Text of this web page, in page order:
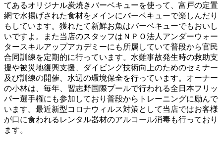
てあるオリジナル炭焼きバーベキューを使って、富戸の定置
網で水揚げされた食材をメインにバーベキューで楽しんだり
もしています。獲れたて新鮮お魚はバーベキューでもおいし
いですよ。また当店のスタッフはＮＰＯ法人アンダーウォー
タースキルアップアカデミーにも所属していて普段から官民
合同訓練を定期的に行っています。水難事故発生時の救助支
援や被災地復興支援、ダイビング技術向上のためのセミナー
及び訓練の開催、水辺の環境保全を行っています。オーナー
の小林は、毎年、習志野国際プールで行われる全日本フリッ
パー選手権にも参加しており普段からトレーニングに励んで
います。最近新型コロナウィルス対策として当店ではお客様
が口に食われるレンタル器材のアルコール消毒も行っており
ます。